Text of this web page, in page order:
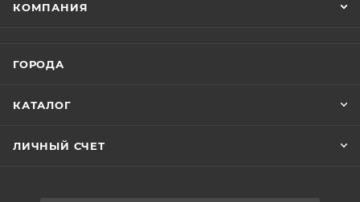
КОМПАНИЯ
ГОРОДА
КАТАЛОГ
ЛИЧНЫЙ СЧЕТ